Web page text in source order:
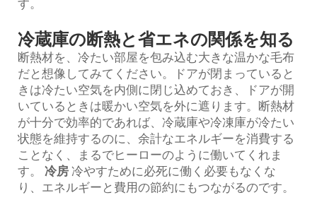
す。
冷蔵庫の断熱と省エネの関係を知る
断熱材を、冷たい部屋を包み込む大きな温かな毛布
だと想像してみてください。ドアが閉まっていると
きは冷たい空気を内側に閉じ込めておき、ドアが開
いているときは暖かい空気を外に遮ります。断熱材
が十分で効率的であれば、冷蔵庫や冷凍庫が冷たい
状態を維持するのに、余計なエネルギーを消費する
ことなく、まるでヒーローのように働いてくれま
す。 冷房 冷やすために必死に働く必要もなくな
り、エネルギーと費用の節約にもつながるのです。